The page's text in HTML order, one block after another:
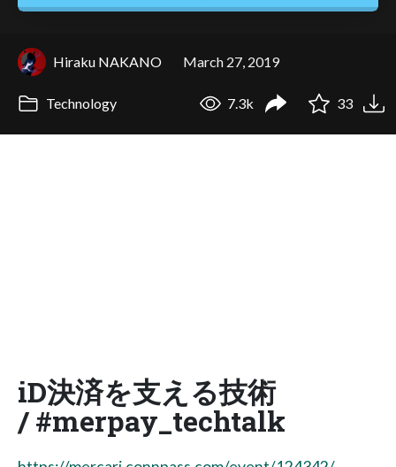
Hiraku NAKANO March 27, 2019
Technology 7.3k 33
iD決済を支える技術
/ #merpay_techtalk